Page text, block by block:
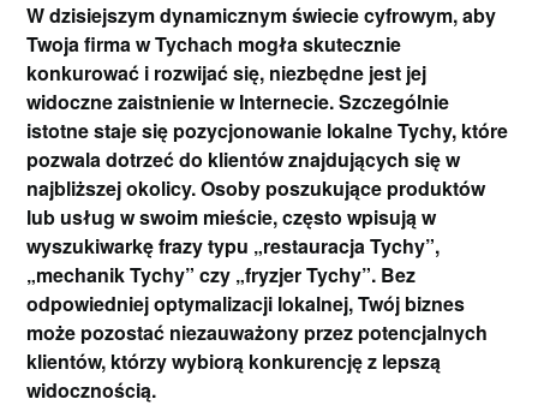
W dzisiejszym dynamicznym świecie cyfrowym, aby
Twoja firma w Tychach mogła skutecznie
konkurować i rozwijać się, niezbędne jest jej
widoczne zaistnienie w Internecie. Szczególnie
istotne staje się pozycjonowanie lokalne Tychy, które
pozwala dotrzeć do klientów znajdujących się w
najbliższej okolicy. Osoby poszukujące produktów
lub usług w swoim mieście, często wpisują w
wyszukiwarkę frazy typu „restauracja Tychy”,
„mechanik Tychy” czy „fryzjer Tychy”. Bez
odpowiedniej optymalizacji lokalnej, Twój biznes
może pozostać niezauważony przez potencjalnych
klientów, którzy wybiorą konkurencję z lepszą
widocznością.